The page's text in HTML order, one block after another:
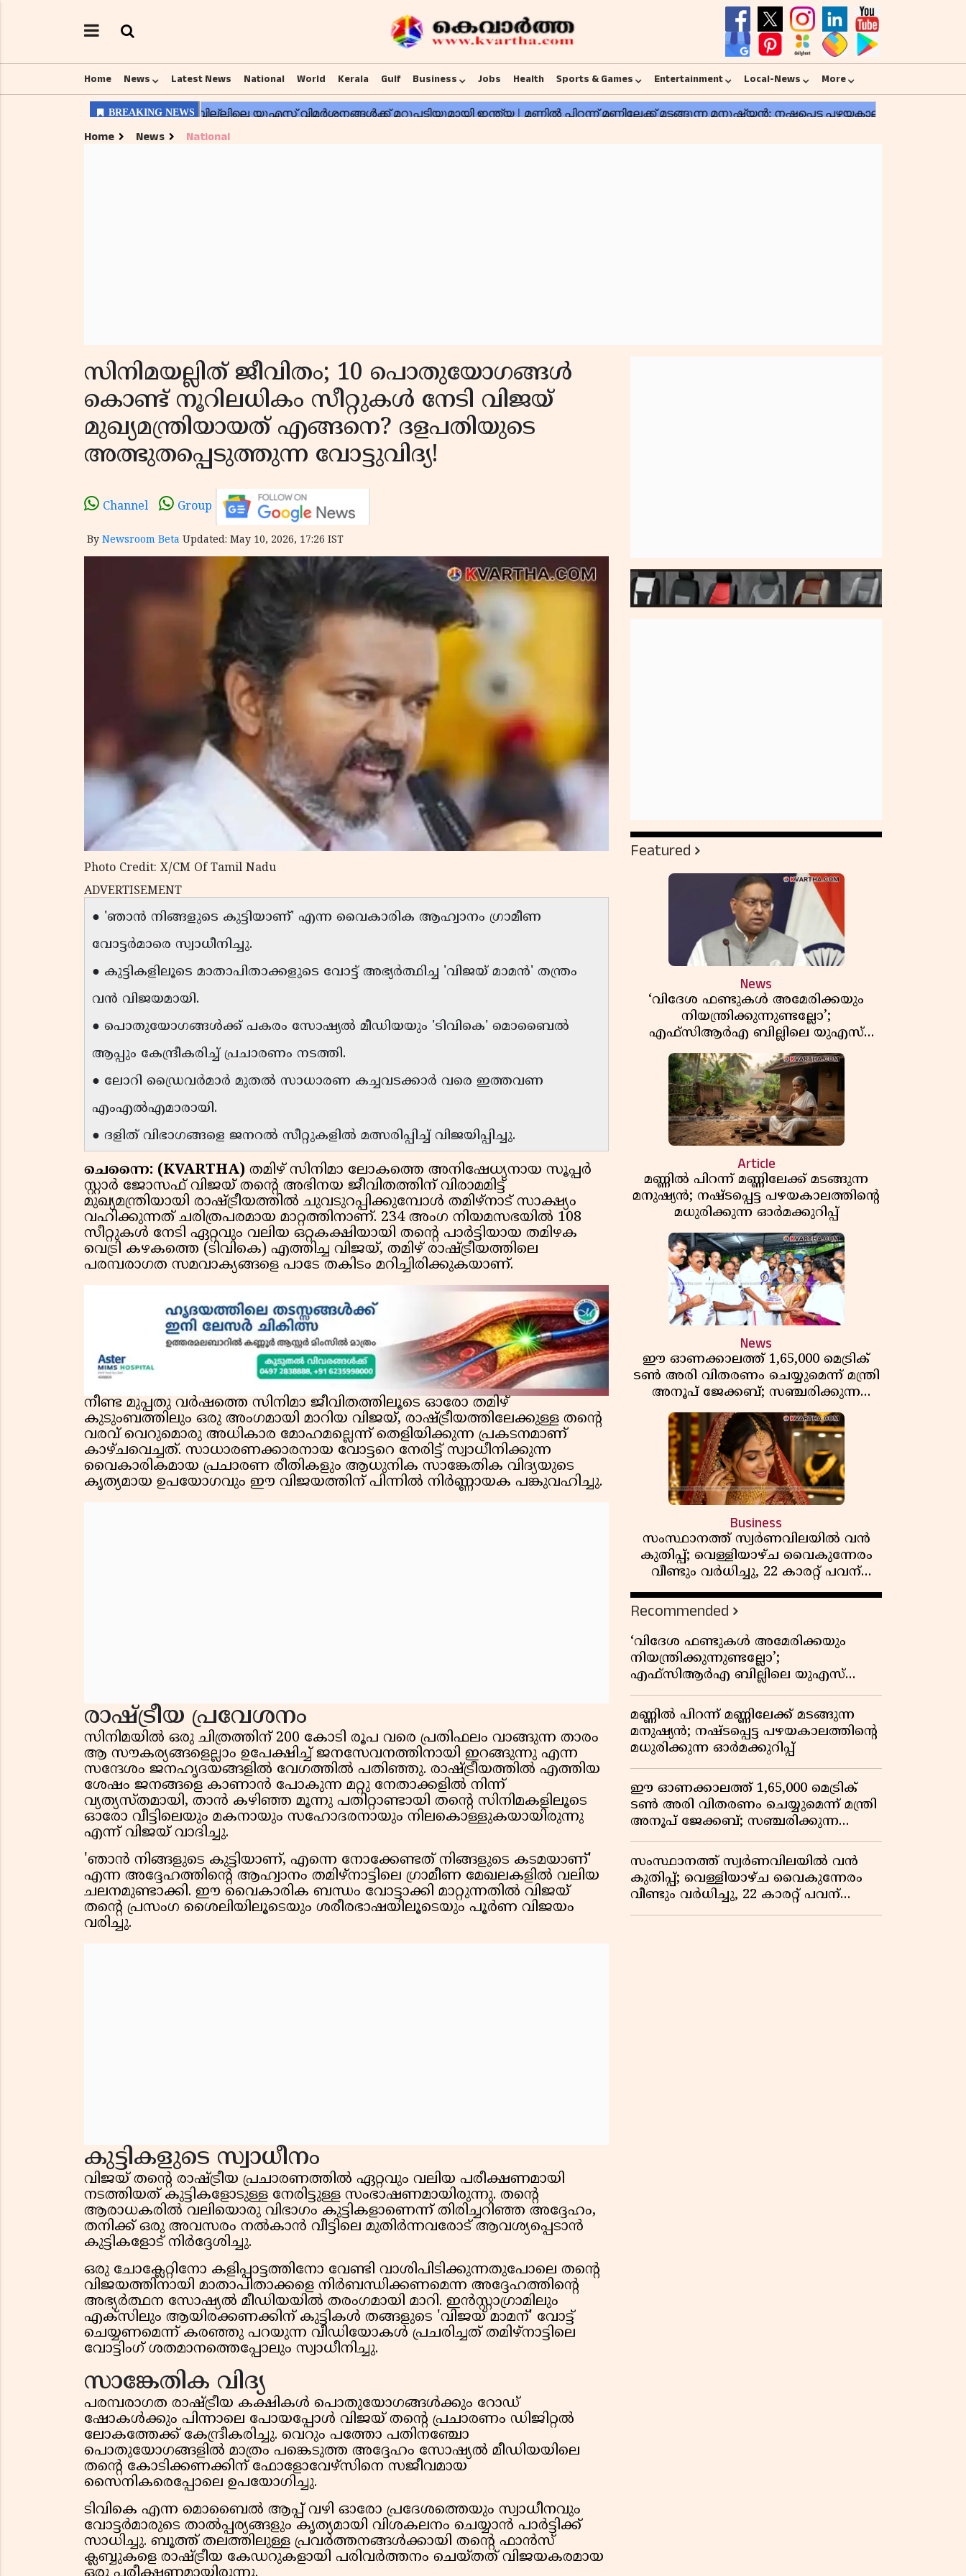
Home News Latest News National World Kerala Gulf Business Jobs Health Sports & Games Entertainment Local-News More
Home News National
സിനിമയല്ലിത് ജീവിതം; 10 പൊതുയോഗങ്ങൾ
കൊണ്ട് നൂറിലധികം സീറ്റുകൾ നേടി വിജയ്
മുഖ്യമന്ത്രിയായത് എങ്ങനെ? ദളപതിയുടെ
അത്ഭുതപ്പെടുത്തുന്ന വോട്ടുവിദ്യ!
Channel Group
By Newsroom Beta Updated: May 10, 2026, 17:26 IST
Photo Credit: X/CM Of Tamil Nadu
ADVERTISEMENT
● 'ഞാൻ നിങ്ങളുടെ കുട്ടിയാണ്' എന്ന വൈകാരിക ആഹ്വാനം ഗ്രാമീണ
വോട്ടർമാരെ സ്വാധീനിച്ചു.
● കുട്ടികളിലൂടെ മാതാപിതാക്കളുടെ വോട്ട് അഭ്യർത്ഥിച്ച 'വിജയ് മാമൻ' തന്ത്രം
വൻ വിജയമായി.
● പൊതുയോഗങ്ങൾക്ക് പകരം സോഷ്യൽ മീഡിയയും 'ടിവികെ' മൊബൈൽ
ആപ്പും കേന്ദ്രീകരിച്ച് പ്രചാരണം നടത്തി.
● ലോറി ഡ്രൈവർമാർ മുതൽ സാധാരണ കച്ചവടക്കാർ വരെ ഇത്തവണ
എംഎൽഎമാരായി.
● ദളിത് വിഭാഗങ്ങളെ ജനറൽ സീറ്റുകളിൽ മത്സരിപ്പിച്ച് വിജയിപ്പിച്ചു.
ചെന്നൈ: (KVARTHA) തമിഴ് സിനിമാ ലോകത്തെ അനിഷേധ്യനായ സൂപ്പർ
സ്റ്റാർ ജോസഫ് വിജയ് തന്റെ അഭിനയ ജീവിതത്തിന് വിരാമമിട്ട്
മുഖ്യമന്ത്രിയായി രാഷ്ട്രീയത്തിൽ ചുവടുറപ്പിക്കുമ്പോൾ തമിഴ്നാട് സാക്ഷ്യം
വഹിക്കുന്നത് ചരിത്രപരമായ മാറ്റത്തിനാണ്. 234 അംഗ നിയമസഭയിൽ 108
സീറ്റുകൾ നേടി ഏറ്റവും വലിയ ഒറ്റകക്ഷിയായി തന്റെ പാർട്ടിയായ തമിഴക
വെട്രി കഴകത്തെ (ടിവികെ) എത്തിച്ച വിജയ്, തമിഴ് രാഷ്ട്രീയത്തിലെ
പരമ്പരാഗത സമവാക്യങ്ങളെ പാടേ തകിടം മറിച്ചിരിക്കുകയാണ്.
നീണ്ട മുപ്പതു വർഷത്തെ സിനിമാ ജീവിതത്തിലൂടെ ഓരോ തമിഴ്
കുടുംബത്തിലും ഒരു അംഗമായി മാറിയ വിജയ്, രാഷ്ട്രീയത്തിലേക്കുള്ള തന്റെ
വരവ് വെറുമൊരു അധികാര മോഹമല്ലെന്ന് തെളിയിക്കുന്ന പ്രകടനമാണ്
കാഴ്ചവെച്ചത്. സാധാരണക്കാരനായ വോട്ടറെ നേരിട്ട് സ്വാധീനിക്കുന്ന
വൈകാരികമായ പ്രചാരണ രീതികളും ആധുനിക സാങ്കേതിക വിദ്യയുടെ
കൃത്യമായ ഉപയോഗവും ഈ വിജയത്തിന് പിന്നിൽ നിർണ്ണായക പങ്കുവഹിച്ചു.
രാഷ്ട്രീയ പ്രവേശനം
സിനിമയിൽ ഒരു ചിത്രത്തിന് 200 കോടി രൂപ വരെ പ്രതിഫലം വാങ്ങുന്ന താരം
ആ സൗകര്യങ്ങളെല്ലാം ഉപേക്ഷിച്ച് ജനസേവനത്തിനായി ഇറങ്ങുന്നു എന്ന
സന്ദേശം ജനഹൃദയങ്ങളിൽ വേഗത്തിൽ പതിഞ്ഞു. രാഷ്ട്രീയത്തിൽ എത്തിയ
ശേഷം ജനങ്ങളെ കാണാൻ പോകുന്ന മറ്റു നേതാക്കളിൽ നിന്ന്
വ്യത്യസ്തമായി, താൻ കഴിഞ്ഞ മൂന്നു പതിറ്റാണ്ടായി തന്റെ സിനിമകളിലൂടെ
ഓരോ വീട്ടിലെയും മകനായും സഹോദരനായും നിലകൊള്ളുകയായിരുന്നു
എന്ന് വിജയ് വാദിച്ചു.
'ഞാൻ നിങ്ങളുടെ കുട്ടിയാണ്, എന്നെ നോക്കേണ്ടത് നിങ്ങളുടെ കടമയാണ്'
എന്ന അദ്ദേഹത്തിന്റെ ആഹ്വാനം തമിഴ്നാട്ടിലെ ഗ്രാമീണ മേഖലകളിൽ വലിയ
ചലനമുണ്ടാക്കി. ഈ വൈകാരിക ബന്ധം വോട്ടാക്കി മാറ്റുന്നതിൽ വിജയ്
തന്റെ പ്രസംഗ ശൈലിയിലൂടെയും ശരീരഭാഷയിലൂടെയും പൂർണ വിജയം
വരിച്ചു.
കുട്ടികളുടെ സ്വാധീനം
വിജയ് തന്റെ രാഷ്ട്രീയ പ്രചാരണത്തിൽ ഏറ്റവും വലിയ പരീക്ഷണമായി
നടത്തിയത് കുട്ടികളോടുള്ള നേരിട്ടുള്ള സംഭാഷണമായിരുന്നു. തന്റെ
ആരാധകരിൽ വലിയൊരു വിഭാഗം കുട്ടികളാണെന്ന് തിരിച്ചറിഞ്ഞ അദ്ദേഹം,
തനിക്ക് ഒരു അവസരം നൽകാൻ വീട്ടിലെ മുതിർന്നവരോട് ആവശ്യപ്പെടാൻ
കുട്ടികളോട് നിർദ്ദേശിച്ചു.
ഒരു ചോക്ലേറ്റിനോ കളിപ്പാട്ടത്തിനോ വേണ്ടി വാശിപിടിക്കുന്നതുപോലെ തന്റെ
വിജയത്തിനായി മാതാപിതാക്കളെ നിർബന്ധിക്കണമെന്ന അദ്ദേഹത്തിന്റെ
അഭ്യർത്ഥന സോഷ്യൽ മീഡിയയിൽ തരംഗമായി മാറി. ഇൻസ്റ്റാഗ്രാമിലും
എക്സിലും ആയിരക്കണക്കിന് കുട്ടികൾ തങ്ങളുടെ 'വിജയ് മാമന്' വോട്ട്
ചെയ്യണമെന്ന് കരഞ്ഞു പറയുന്ന വീഡിയോകൾ പ്രചരിച്ചത് തമിഴ്നാട്ടിലെ
വോട്ടിംഗ് ശതമാനത്തെപ്പോലും സ്വാധീനിച്ചു.
സാങ്കേതിക വിദ്യ
പരമ്പരാഗത രാഷ്ട്രീയ കക്ഷികൾ പൊതുയോഗങ്ങൾക്കും റോഡ്
ഷോകൾക്കും പിന്നാലെ പോയപ്പോൾ വിജയ് തന്റെ പ്രചാരണം ഡിജിറ്റൽ
ലോകത്തേക്ക് കേന്ദ്രീകരിച്ചു. വെറും പത്തോ പതിനഞ്ചോ
പൊതുയോഗങ്ങളിൽ മാത്രം പങ്കെടുത്ത അദ്ദേഹം സോഷ്യൽ മീഡിയയിലെ
തന്റെ കോടിക്കണക്കിന് ഫോളോവേഴ്സിനെ സജീവമായ
സൈനികരെപ്പോലെ ഉപയോഗിച്ചു.
ടിവികെ എന്ന മൊബൈൽ ആപ്പ് വഴി ഓരോ പ്രദേശത്തെയും സ്വാധീനവും
വോട്ടർമാരുടെ താൽപ്പര്യങ്ങളും കൃത്യമായി വിശകലനം ചെയ്യാൻ പാർട്ടിക്ക്
സാധിച്ചു. ബൂത്ത് തലത്തിലുള്ള പ്രവർത്തനങ്ങൾക്കായി തന്റെ ഫാൻസ്
ക്ലബ്ബുകളെ രാഷ്ട്രീയ കേഡറുകളായി പരിവർത്തനം ചെയ്തത് വിജയകരമായ
Featured
News
‘വിദേശ ഫണ്ടുകൾ അമേരിക്കയും
നിയന്ത്രിക്കുന്നുണ്ടല്ലോ’;
എഫ്സിആർഎ ബില്ലിലെ യുഎസ്
വിമർശനങ്ങൾക്ക് മറുപടിയുമായി ഇന്ത്യ
Article
മണ്ണിൽ പിറന്ന് മണ്ണിലേക്ക് മടങ്ങുന്ന
മനുഷ്യൻ; നഷ്ടപ്പെട്ട പഴയകാലത്തിൻ്റെ
മധുരിക്കുന്ന ഓർമക്കുറിപ്പ്
News
ഈ ഓണക്കാലത്ത് 1,65,000 മെട്രിക്
ടൺ അരി വിതരണം ചെയ്യുമെന്ന് മന്ത്രി
അനൂപ് ജേക്കബ്; സഞ്ചരിക്കുന്ന
റേഷൻ കടകൾക്ക് തുടക്കം
Business
സംസ്ഥാനത്ത് സ്വർണവിലയിൽ വൻ
കുതിപ്പ്; വെള്ളിയാഴ്ച വൈകുന്നേരം
വീണ്ടും വർധിച്ചു, 22 കാരറ്റ് പവന്
1,10,920 രൂപയായി
Recommended
‘വിദേശ ഫണ്ടുകൾ അമേരിക്കയും
നിയന്ത്രിക്കുന്നുണ്ടല്ലോ’;
എഫ്സിആർഎ ബില്ലിലെ യുഎസ്
വിമർശനങ്ങൾക്ക് മറുപടിയുമായി ഇന്ത്യ
മണ്ണിൽ പിറന്ന് മണ്ണിലേക്ക് മടങ്ങുന്ന
മനുഷ്യൻ; നഷ്ടപ്പെട്ട പഴയകാലത്തിൻ്റെ
മധുരിക്കുന്ന ഓർമക്കുറിപ്പ്
ഈ ഓണക്കാലത്ത് 1,65,000 മെട്രിക്
ടൺ അരി വിതരണം ചെയ്യുമെന്ന് മന്ത്രി
അനൂപ് ജേക്കബ്; സഞ്ചരിക്കുന്ന
റേഷൻ കടകൾക്ക് തുടക്കം
സംസ്ഥാനത്ത് സ്വർണവിലയിൽ വൻ
കുതിപ്പ്; വെള്ളിയാഴ്ച വൈകുന്നേരം
വീണ്ടും വർധിച്ചു, 22 കാരറ്റ് പവന്
1,10,920 രൂപയായി